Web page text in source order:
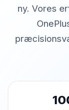
ny. Vores